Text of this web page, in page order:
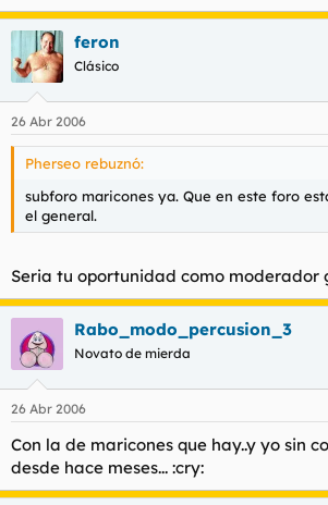
feron
Clásico
26 Abr 2006
Pherseo rebuznó:
subforo maricones ya. Que en este foro
el general.
Seria tu oportunidad como moderador
Rabo_modo_percusion_3
Novato de mierda
26 Abr 2006
Con la de maricones que hay..y yo sin
desde hace meses... :cry: